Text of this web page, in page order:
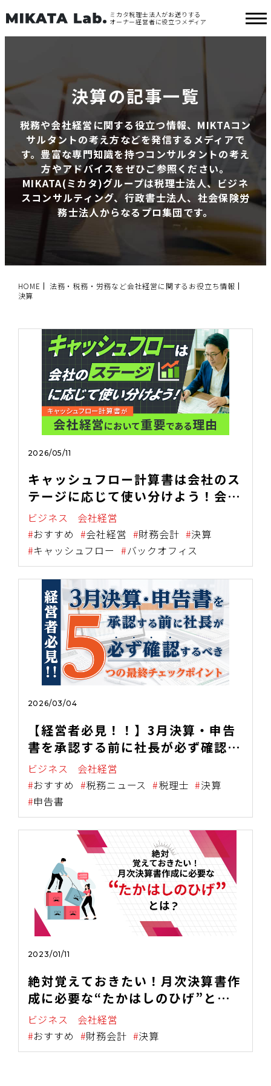
ミカタ税理士法人がお送りする
オーナー経営者に役立つメディア
決算の記事一覧
税務や会社経営に関する役立つ情報、MIKTAコン
サルタントの考え方などを発信するメディアで
す。豊富な専門知識を持つコンサルタントの考え
方やアドバイスをぜひご参照ください。
MIKATA(ミカタ)グループは税理士法人、ビジネ
スコンサルティング、行政書士法人、社会保険労
務士法人からなるプロ集団です。
HOME
法務・税務・労務など会社経営に関するお役立ち情報
決算
2026/05/11
キャッシュフロー計算書は会社のス
テージに応じて使い分けよう！会社
経営においてキャッシュフロー計算
書が重要である理由
ビジネス
会社経営
おすすめ
会社経営 財務会計
決算
キャッシュフロー
バックオフィス
2026/03/04
【経営者必見！！】3月決算・申告
書を承認する前に社長が必ず確認す
べき5つの最終チェックポイント
ビジネス
会社経営
おすすめ
税務ニュース 税理士
決算
申告書
2023/01/11
絶対覚えておきたい！月次決算書作
成に必要な“たかはしのひげ”と
は？
ビジネス
会社経営
おすすめ
財務会計 決算